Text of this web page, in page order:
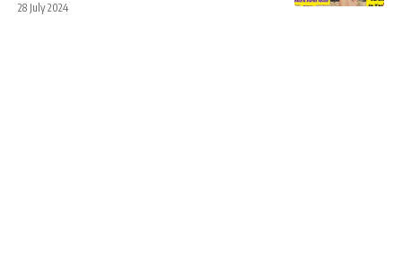
28 July 2024